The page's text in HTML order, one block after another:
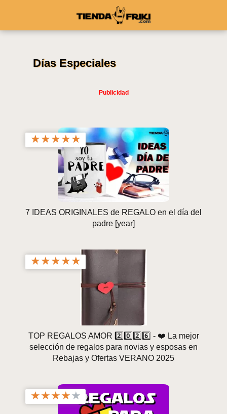
Días Especiales
★★★★★
7 IDEAS ORIGINALES de REGALO en el día del
padre [year]
★★★★★
TOP REGALOS AMOR 2️⃣0️⃣2️⃣6️⃣ - ❤️ La mejor
selección de regalos para novias y esposas en
Rebajas y Ofertas VERANO 2025
★★★★★